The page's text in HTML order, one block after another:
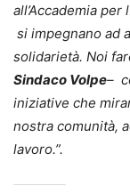
all’Accademia per
si impegnano ad
solidarietà. Noi
Sindaco Volpe–
iniziative che
nostra comunità,
lavoro.”.